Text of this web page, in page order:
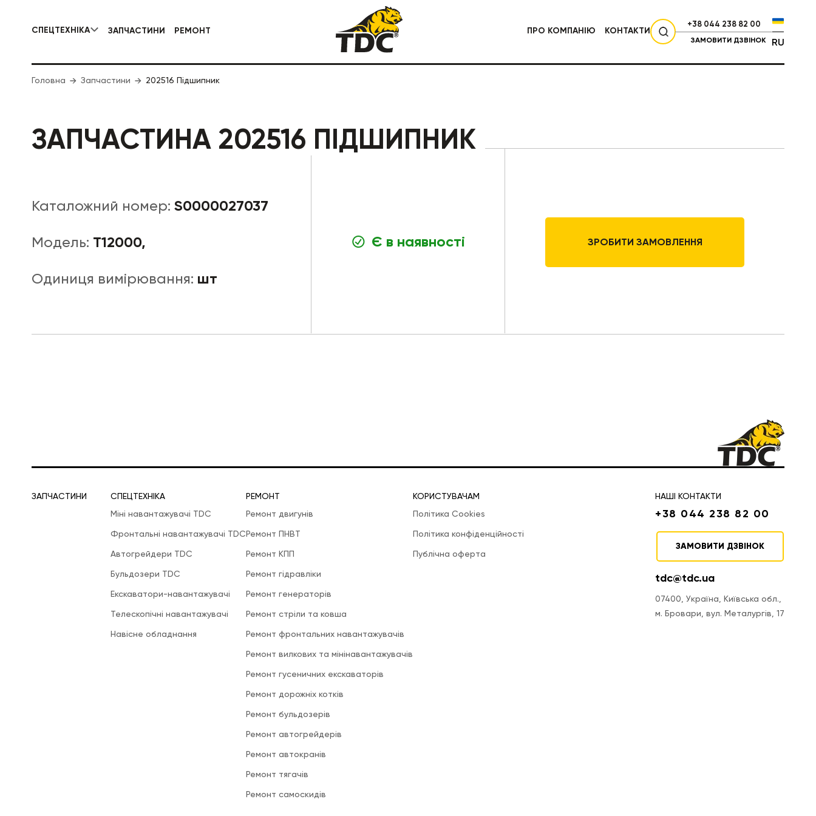
СПЕЦТЕХНІКА
КОМУНАЛЬНА СПЕЦТЕХНІКА
ЗАПЧАСТИНИ РЕМОНТ ПРО КОМПАНІЮ КОНТАКТИ
+38 044 238 82 00
ЗАМОВИТИ ДЗВІНОК RU
Головна Запчастини 202516 Підшипник
ЗАПЧАСТИНА 202516 ПІДШИПНИК
Каталожний номер: S0000027037
Модель: T12000,
Одиниця вимірювання: шт
Є в наявності ЗРОБИТИ ЗАМОВЛЕННЯ
ЗАПЧАСТИНИ
СПЕЦТЕХНІКА
Міні навантажувачі TDC
Фронтальні навантажувачі TDC
Автогрейдери TDC
Бульдозери TDC
Екскаватори-навантажувачі
Телескопічні навантажувачі
Навісне обладнання
РЕМОНТ
Ремонт двигунів
Ремонт ПНВТ
Ремонт КПП
Ремонт гідравліки
Ремонт генераторів
Ремонт стріли та ковша
Ремонт фронтальних навантажувачів
Ремонт вилкових та мінінавантажувачів
Ремонт гусеничних екскаваторів
Ремонт дорожніх котків
Ремонт бульдозерів
Ремонт автогрейдерів
Ремонт автокранів
Ремонт тягачів
Ремонт самоскидів
КОРИСТУВАЧАМ
Політика Cookies
Політика конфіденційності
Публічна оферта
НАШІ КОНТАКТИ
+38 044 238 82 00
ЗАМОВИТИ ДЗВІНОК
tdc@tdc.ua
07400, Україна, Київська обл.,
м. Бровари, вул. Металургів, 17